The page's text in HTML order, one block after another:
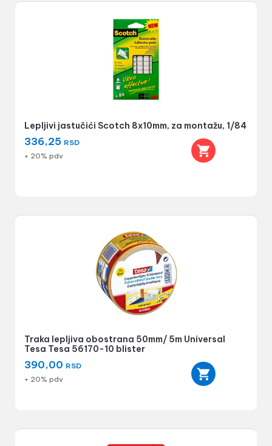
Lepljivi jastučići Scotch 8x10mm, za montažu, 1/84
336,25 RSD
+ 20% pdv
Traka lepljiva obostrana 50mm/ 5m Universal
Tesa Tesa 56170-10 blister
390,00 RSD
+ 20% pdv